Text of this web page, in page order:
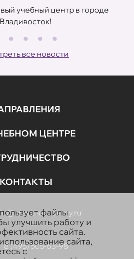
учебный центр в городе
Владивосток!
все новости
ЦЕНТРЕ
КОНТАКТЫ
academy.ru
8 (495) 505-63-98
файлы
улучшить работу и
сайта.
сайта,
с